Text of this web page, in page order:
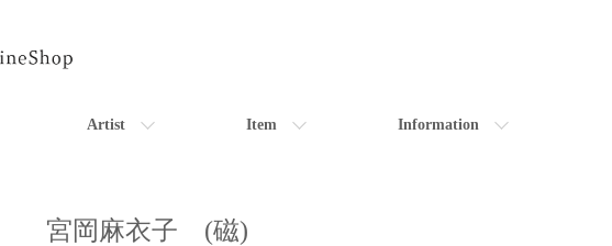
Artist Item Information
宮岡麻衣子 (磁)